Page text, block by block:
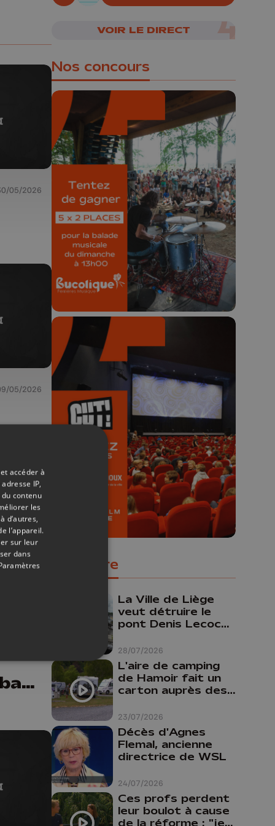
05/2026
05/2026
06/08/2026
VOIR LE DIRECT
Nos concours
🎁 Gagnez 5x2
places pour le
Bucolique Ferrières
Festival 🌿🎶
Concours valable jusqu'au 9 août,
23h59.
🎬 Concours CUT x
Les Grignoux ✨
Concours permanent - 2 places à
gagner chaque semaine !
Populaire
28/07/2026
La Ville de Liège
veut détruire le
pont Denis Lecocq
budget pour le
faire
23/07/2026
L'aire de camping
de Hamoir fait un
carton auprès des
24/07/2026
Décès d'Agnes
Flemal, ancienne
directrice de WSL
Ces profs perdent
leur boulot à cause
de la réforme : "je
accéder à
IP,
contenu
les
d’autres,
l’appareil.
sur leur
dans